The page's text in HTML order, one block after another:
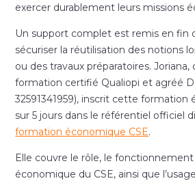
exercer durablement leurs missions
Un support complet est remis en fin
sécuriser la réutilisation des notions
ou des travaux préparatoires.
formation certifié Qualiopi et agréé
32591341959), inscrit cette formation
sur 5 jours dans le référentiel officiel
formation économique CSE.
Elle couvre le rôle, le fonctionnement
économique du CSE, ainsi que